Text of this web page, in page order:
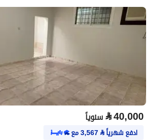
⃁40,000 سنوياً
ادفع شهرياً⃁
3,567مع